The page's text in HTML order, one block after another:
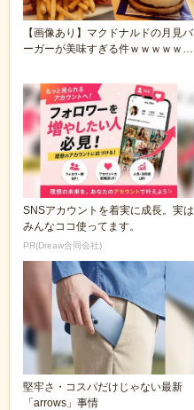
【画像あり】マクドナルドの月見バ
ーガーが美味すぎる件ｗｗｗｗｗｗ
SNSアカウントを着実に成長。実は
みんなココ使ってます。
PR(Dreaw合同会社)
堅牢さ・コスパだけじゃない最新
「arrows」事情